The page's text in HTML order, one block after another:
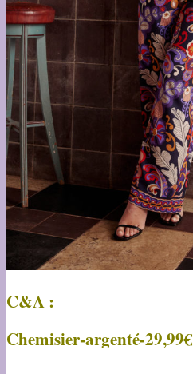
C&A :
Chemisier-argenté-29,99€